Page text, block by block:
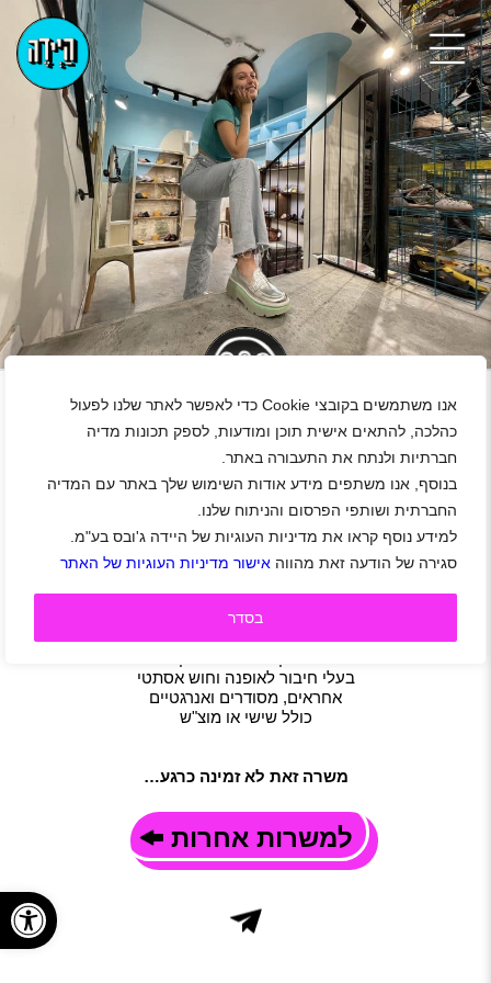
אנו משתמשים בקובצי Cookie כדי לאפשר לאתר שלנו לפעול
כהלכה, להתאים אישית תוכן ומודעות, לספק תכונות מדיה
חברתיות ולנתח את התעבורה באתר.
בנוסף, אנו משתפים מידע אודות השימוש שלך באתר עם המדיה
החברתית ושותפי הפרסום והניתוח שלנו.
למידע נוסף קראו את מדיניות העוגיות של היידה ג'ובס בע"מ.
סגירה של הודעה זאת מהווה אישור מדיניות העוגיות של האתר
בסדר
חיילים
|משרה מלאה|משמרות|משרה חלקית
תיאור משרה
שופרא היא כמו בית למכורים/ות לנעליים וזוהי דלת הכניסה שלך!
אנחנו מגייסים מוכרים ומוכרות לחנויות שופרא ברחבי הארץ
דרישות משרה
בוגרי תיכון
גילאי 18+
בעלי חיבור לאופנה וחוש אסתטי
אחראים, מסודרים ואנרגטיים
כולל שישי או מוצ"ש
משרה זאת לא זמינה כרגע…
למשרות אחרות